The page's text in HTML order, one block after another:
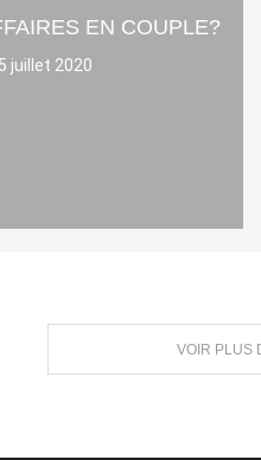
EN COUPLE?
juillet 2020
VOIR PLUS